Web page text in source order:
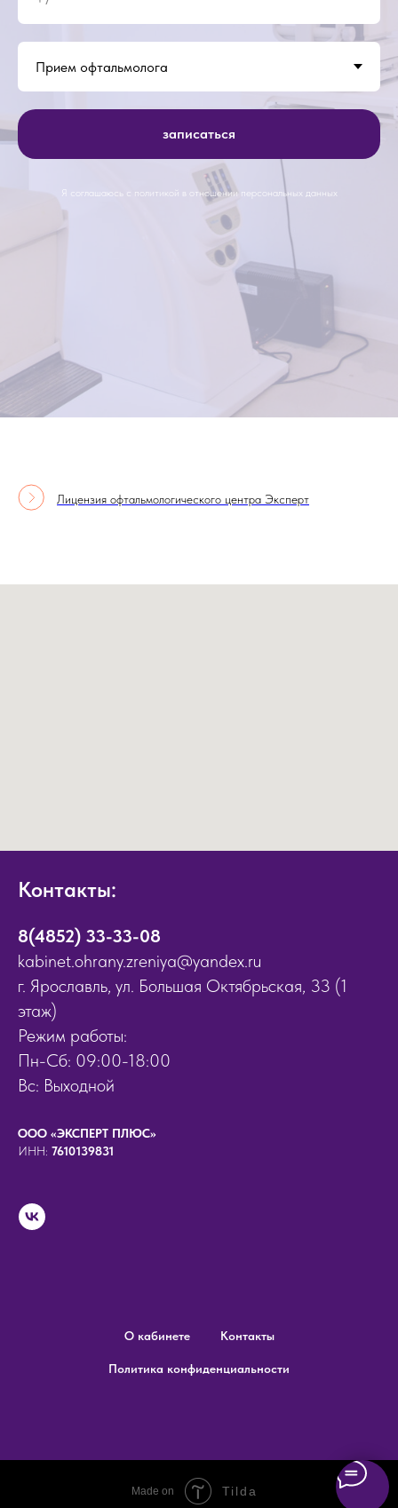
записаться
Я соглашаюсь с политикой в отношении персональных данных
Лицензия офтальмологического центра Эксперт
Контакты:
8(4852) 33-33-08
kabinet.ohrany.zreniya@yandex.ru
г. Ярославль, ул. Большая Октябрьская, 33 (1
этаж)
Режим работы:
Пн-Сб: 09:00-18:00
Вс: Выходной
ООО «ЭКСПЕРТ ПЛЮС»
ИНН: 7610139831
О кабинете Контакты
Политика конфиденциальности
Made on Tilda